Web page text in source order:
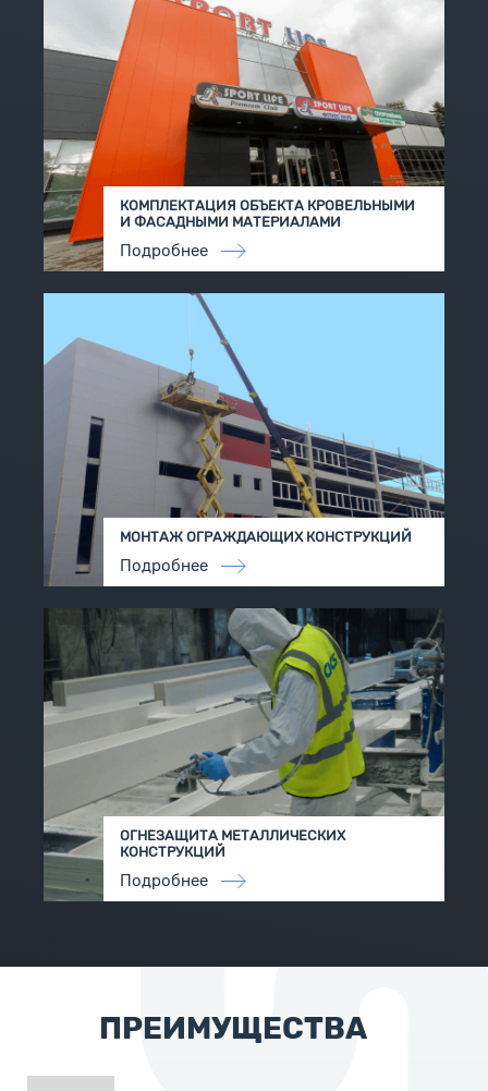
КОМПЛЕКТАЦИЯ ОБЪЕКТА КРОВЕЛЬНЫМИ
И ФАСАДНЫМИ МАТЕРИАЛАМИ
Подробнее
МОНТАЖ ОГРАЖДАЮЩИХ КОНСТРУКЦИЙ
Подробнее
ОГНЕЗАЩИТА МЕТАЛЛИЧЕСКИХ
КОНСТРУКЦИЙ
Подробнее
ПРЕИМУЩЕСТВА